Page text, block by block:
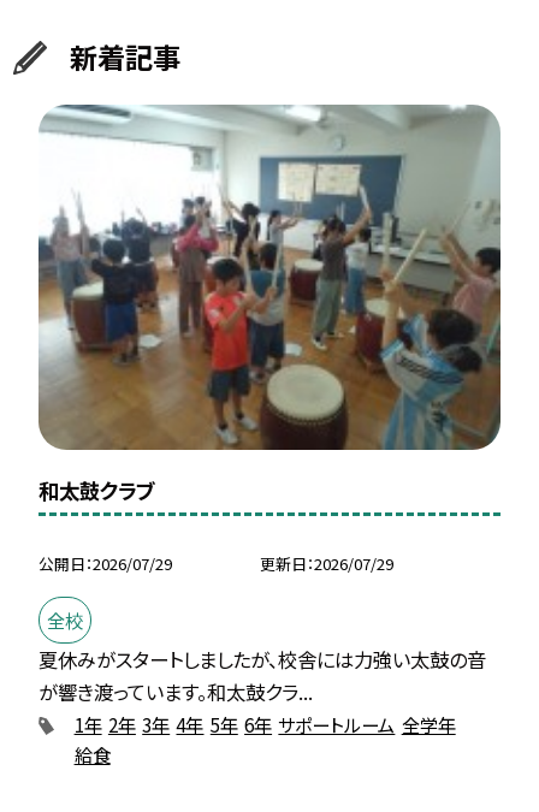
新着記事
和太鼓クラブ
公開日 2026/07/29 更新日 2026/07/29
全校
夏休みがスタートしましたが、校舎には力強い太鼓の音
が響き渡っています。和太鼓クラ...
1年 2年 3年 4年 5年 6年 サポートルーム 全学年
給食